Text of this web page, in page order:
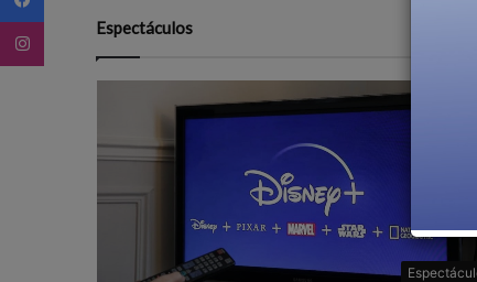
Espectáculos
Instagram